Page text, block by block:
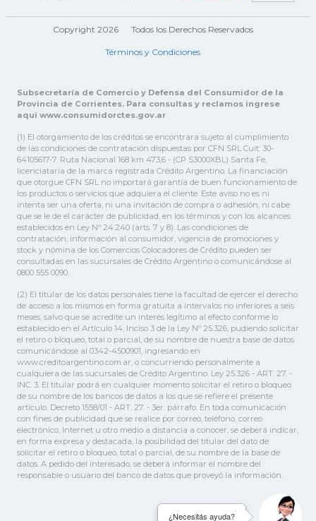
Copyright 2026 Todos los Derechos Reservados
Términos y Condiciones
Subsecretaría de Comercio y Defensa del Consumidor de la
Provincia de Corrientes. Para consultas y reclamos ingrese
aquí www.consumidorctes.gov.ar
(1) El otorgamiento de los créditos se encontrara sujeto al cumplimiento
de las condiciones de contratación dispuestas por CFN SRL Cuit: 30-
64105617-7. Ruta Nacional 168 km 473,6 - (CP S3000XBL) Santa Fe,
licenciataria de la marca registrada Crédito Argentino. La financiación
que otorgue CFN SRL no importará garantía de buen funcionamiento de
los productos o servicios que adquiera el cliente. Este aviso no es ni
intenta ser una oferta, ni una invitación de compra o adhesión, ni cabe
que se le de el carácter de publicidad, en los términos y con los alcances
establecidos en Ley Nº 24.240 (arts. 7 y 8). Las condiciones de
contratación, información al consumidor, vigencia de promociones y
stock y nómina de los Comercios Colocadores de Crédito pueden ser
consultadas en las sucursales de Crédito Argentino o comunicándose al
0800 555 0090.
(2) El titular de los datos personales tiene la facultad de ejercer el derecho
de acceso a los mismos en forma gratuita a intervalos no inferiores a seis
meses, salvo que se acredite un interés legítimo al efecto conforme lo
establecido en el Artículo 14, Inciso 3 de la Ley Nº 25.326, pudiendo solicitar
el retiro o bloqueo, total o parcial, de su nombre de nuestra base de datos
comunicándose al 0342-4500901, ingresando en
www.creditoargentino.com.ar, o concurriendo personalmente a
cualquiera de las sucursales de Crédito Argentino. Ley 25.326 - ART. 27. -
INC. 3. El titular podrá en cualquier momento solicitar el retiro o bloqueo
de su nombre de los bancos de datos a los que se refiere el presente
artículo. Decreto 1558/01 - ART. 27. - 3er. párrafo. En toda comunicación
con fines de publicidad que se realice por correo, teléfono, correo
electrónico, Internet u otro medio a distancia a conocer, se deberá indicar,
en forma expresa y destacada, la posibilidad del titular del dato de
solicitar el retiro o bloqueo, total o parcial, de su nombre de la base de
datos. A pedido del interesado, se deberá informar el nombre del
responsable o usuario del banco de datos que proveyó la información.
¿Necesitás ayuda?